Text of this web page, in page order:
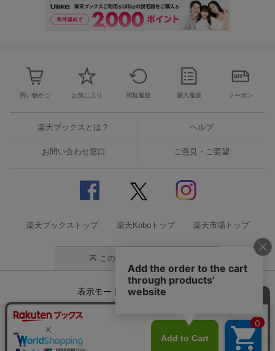
買い物かご お気に入り 閲覧履歴 購入履歴 クーポン
楽天ブックスとは？ ヘルプ
お問い合わせ窓口 ご意見・ご要望
楽天ブックストップ 楽天Koboトップ 楽天市場トップ
このページの先頭に戻る
表示モード モバイル
企業情報 個人情報保護方針